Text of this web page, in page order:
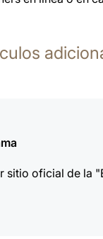
sitio oficial de la